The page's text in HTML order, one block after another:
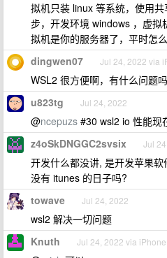
拟机只装 linux 等系统，使用
步，开发环境 windows ，虚拟
拟机是你的服务器了，平时怎
dingwen07 Jul 24, 2022 via
WSL2 很方便啊，有什么问题吗
u823tg Jul 24, 2022
@ncepuzs #30 wsl2 io 性能现
z4oSkDNGGC2svsix Jul
开发什么都没讲, 是开发苹果
没有 itunes 的日子吗?
towave Jul 24, 2022
wsl2 解决一切问题
Knuth Jul 24, 2022 via iPhone